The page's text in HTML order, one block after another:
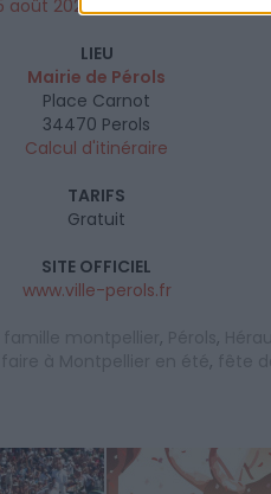
août 2023 au 10 août 2023
LIEU
Mairie de Pérols
Place Carnot
34470 Perols
Calcul d'itinéraire
TARIFS
Gratuit
SITE OFFICIEL
www.ville-perols.fr
, ,
,